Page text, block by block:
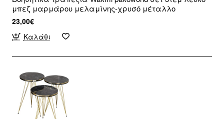
μπεζ μαρμάρου μελαμίνης-χρυσό μέταλλο
23,00€
Καλάθι